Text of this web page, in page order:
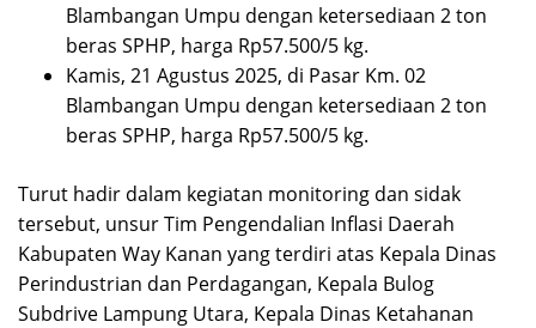
Blambangan Umpu dengan ketersediaan 2 ton
beras SPHP, harga Rp57.500/5 kg.
Kamis, 21 Agustus 2025, di Pasar Km. 02
Blambangan Umpu dengan ketersediaan 2 ton
beras SPHP, harga Rp57.500/5 kg.
Turut hadir dalam kegiatan monitoring dan sidak
tersebut, unsur Tim Pengendalian Inflasi Daerah
Kabupaten Way Kanan yang terdiri atas Kepala Dinas
Perindustrian dan Perdagangan, Kepala Bulog
Subdrive Lampung Utara, Kepala Dinas Ketahanan